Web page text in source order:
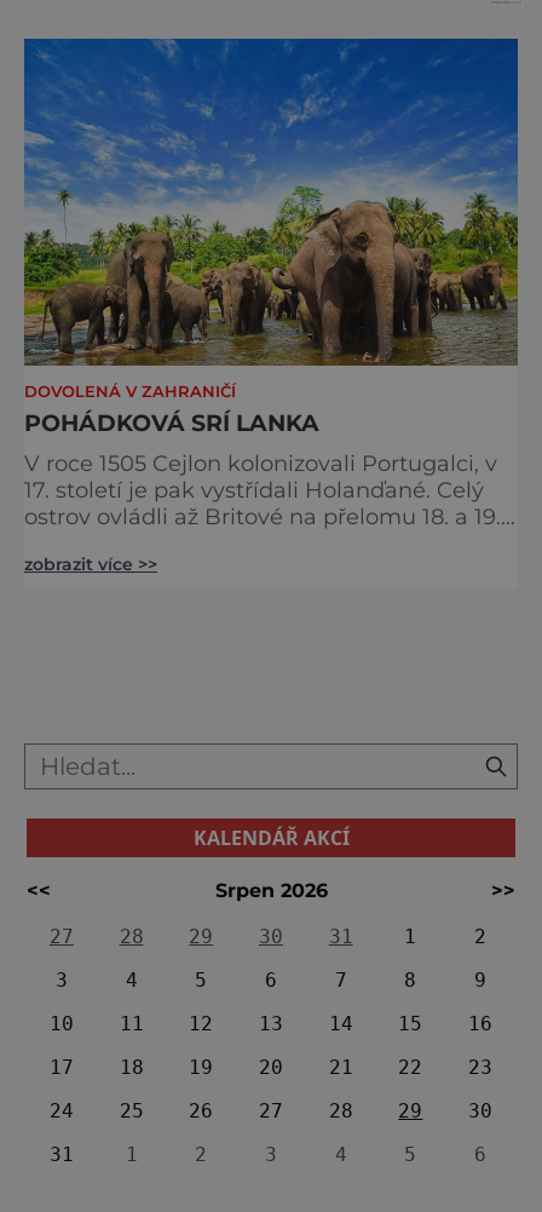
DOVOLENÁ V ZAHRANIČÍ
POHÁDKOVÁ SRÍ LANKA
V roce 1505 Cejlon kolonizovali Portugalci, v
17. století je pak vystřídali Holanďané. Celý
ostrov ovládli až Britové na přelomu 18. a 19.
nezávislost, ale kvůli Tamilům, převážně
zobrazit více >>
KALENDÁŘ AKCÍ
<< Srpen 2026
>>
27
28 29 30 31 1
2
3
4 5 6 7 8
9
10
11 12 13 14 15
16
17
18 19 20 21 22
23
24
25 26 27 28 29
30
31
1 2 3 4 5 6